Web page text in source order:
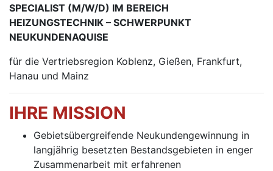
SPECIALIST (M/W/D) IM BEREICH
HEIZUNGSTECHNIK – SCHWERPUNKT
NEUKUNDENAQUISE
für die Vertriebsregion Koblenz, Gießen, Frankfurt,
Hanau und Mainz
IHRE MISSION
Gebietsübergreifende Neukundengewinnung in
langjährig besetzten Bestandsgebieten in enger
Zusammenarbeit mit erfahrenen